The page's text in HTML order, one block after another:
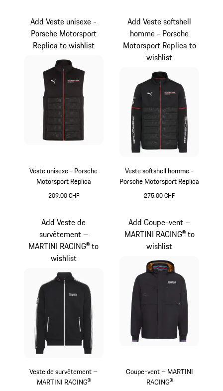
Veste unisexe - Porsche
Motorsport Replica
209.00 CHF
Add Veste unisexe -
Porsche Motorsport
Replica to wishlist
Veste softshell homme -
Porsche Motorsport Replica
275.00 CHF
Add Veste softshell
homme - Porsche
Motorsport Replica to
wishlist
Veste de survêtement –
MARTINI RACING®
Add Veste de
survêtement –
MARTINI RACING® to
wishlist
Coupe-vent – MARTINI
RACING®
Add Coupe-vent –
MARTINI RACING® to
wishlist